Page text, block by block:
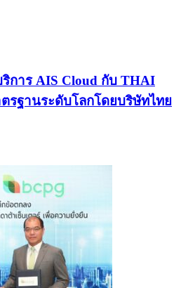
ริการ AIS Cloud กับ THAI
ตรฐานระดับโลกโดยบริษัทไทย